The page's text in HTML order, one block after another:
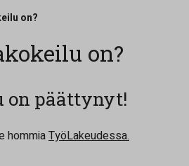
on?
on?
on päättynyt!
hommiaTyöLakeudessa.